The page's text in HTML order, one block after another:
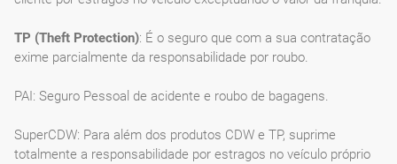
TP (Theft Protection): É o seguro que com a sua contratação
exime parcialmente da responsabilidade por roubo.
PAI: Seguro Pessoal de acidente e roubo de bagagens.
SuperCDW: Para além dos produtos CDW e TP, suprime
totalmente a responsabilidade por estragos no veículo próprio